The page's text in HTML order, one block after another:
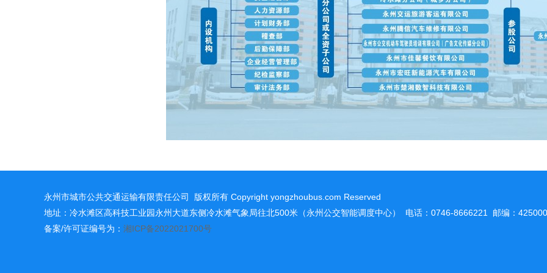
永州市城市公共交通运输有限责任公司 版权所有 Copyright yongzhoubus.com Reserved
地址：冷水滩区高科技工业园永州大道东侧冷水滩气象局往北500米（永州公交智能调度中心） 电话：0746-8666221 邮编：425000
备案/许可证编号为： 湘ICP备2022021700号